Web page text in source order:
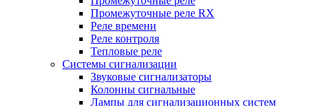
Промежуточные реле RX
Реле времени
Реле контроля
Тепловые реле
Системы сигнализации
Звуковые сигнализаторы
Колонны сигнальные
Лампы для сигнализационных систем